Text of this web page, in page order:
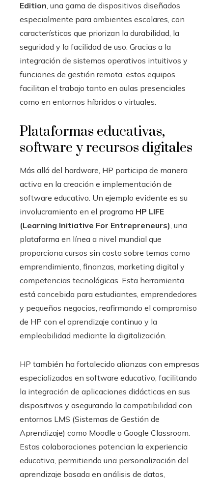
Edition, una gama de dispositivos diseñados
especialmente para ambientes escolares, con
características que priorizan la durabilidad, la
seguridad y la facilidad de uso. Gracias a la
integración de sistemas operativos intuitivos y
funciones de gestión remota, estos equipos
facilitan el trabajo tanto en aulas presenciales
como en entornos híbridos o virtuales.
Plataformas educativas,
software y recursos digitales
Más allá del hardware, HP participa de manera
activa en la creación e implementación de
software educativo. Un ejemplo evidente es su
involucramiento en el programa HP LIFE
(Learning Initiative For Entrepreneurs), una
plataforma en línea a nivel mundial que
proporciona cursos sin costo sobre temas como
emprendimiento, finanzas, marketing digital y
competencias tecnológicas. Esta herramienta
está concebida para estudiantes, emprendedores
y pequeños negocios, reafirmando el compromiso
de HP con el aprendizaje continuo y la
empleabilidad mediante la digitalización.
HP también ha fortalecido alianzas con empresas
especializadas en software educativo, facilitando
la integración de aplicaciones didácticas en sus
dispositivos y asegurando la compatibilidad con
entornos LMS (Sistemas de Gestión de
Aprendizaje) como Moodle o Google Classroom.
Estas colaboraciones potencian la experiencia
educativa, permitiendo una personalización del
aprendizaje basada en análisis de datos,